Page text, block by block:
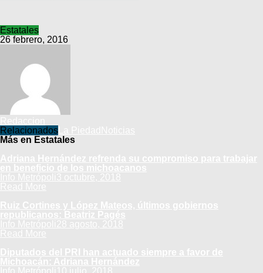
Estatales
26 febrero, 2016
Relacionados
Más en Estatales